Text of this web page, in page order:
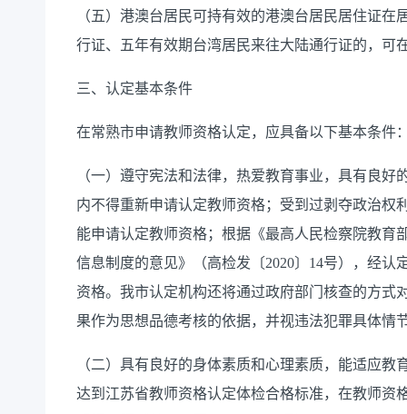
（五）港澳台居民可持有效的港澳台居民居住证在
行证、
五年有效期台湾居民来往大陆通行证的，可
三、认定基本条件
在常熟市申请教师资格认定，应具备以下基本条件
（一）遵守宪法和法律，热爱教育事业，具有良
内不得重新申请认定教师资格；受到过剥夺政治权
能申请认定教师资格；根据《最高人民检察院教育
信息制度的意见》（高检发〔2020〕 14号），经认
资格。我市认定机构还将通过政府部门核查的方式
果作为思想品德考核的依据，并视违法犯罪具体情
（二）具有良好的身体素质和心理素质，能适应
达到江苏省教师资格认定体检合格标准，在教师资